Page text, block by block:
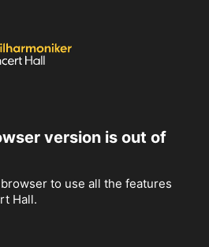
version is out of
to use all the features
Hall.